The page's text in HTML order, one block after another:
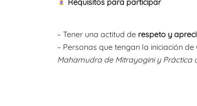
– Tener una actitud de respeto y
– Personas que tengan la iniciación
Mahamudra de Mitrayogini y Práctica